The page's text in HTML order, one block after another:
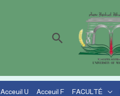
Acceuil U Acceuil F FACULTÉ